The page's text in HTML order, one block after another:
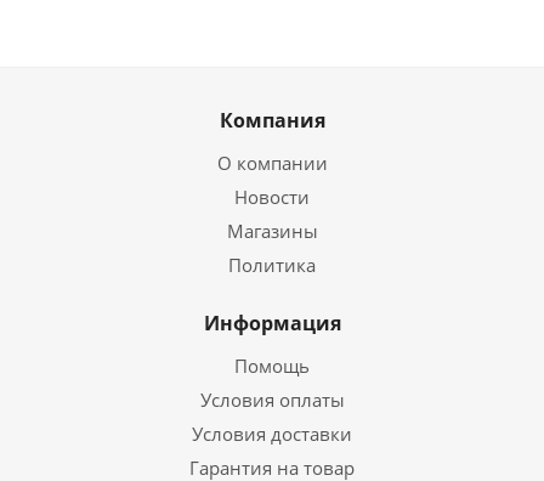
Компания
О компании
Новости
Магазины
Политика
Информация
Помощь
Условия оплаты
Условия доставки
Гарантия на товар